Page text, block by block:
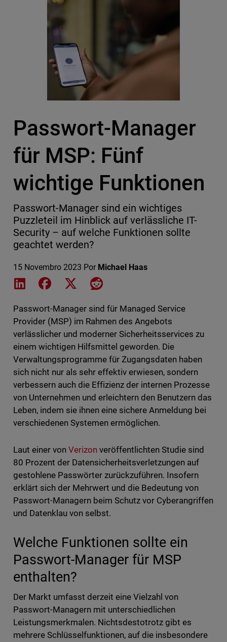
Passwort-Manager
für MSP: Fünf
wichtige Funktionen
Passwort-Manager sind ein wichtiges
Puzzleteil im Hinblick auf verlässliche IT-
Security – auf welche Funktionen sollte
geachtet werden?
15 Novembro 2023 Por Michael Haas
Share on LinkedIn
Share on Facebook
Share on XShare on Reddit
Passwort-Manager sind für Managed Service
Provider (MSP) im Rahmen des Angebots
verlässlicher und moderner Sicherheitsservices zu
einem wichtigen Hilfsmittel geworden. Die
Verwaltungsprogramme für Zugangsdaten haben
sich nicht nur als sehr effektiv erwiesen, sondern
verbessern auch die Effizienz der internen Prozesse
von Unternehmen und erleichtern den Benutzern das
Leben, indem sie ihnen eine sichere Anmeldung bei
verschiedenen Systemen ermöglichen.
Laut einer von Verizonveröffentlichten Studie sind
80 Prozent der Datensicherheitsverletzungen auf
gestohlene Passwörter zurückzuführen. Insofern
erklärt sich der Mehrwert und die Bedeutung von
Passwort-Managern beim Schutz vor Cyberangriffen
und Datenklau von selbst.
Welche Funktionen sollte ein
Passwort-Manager für MSP
enthalten?
Der Markt umfasst derzeit eine Vielzahl von
Passwort-Managern mit unterschiedlichen
Leistungsmerkmalen. Nichtsdestotrotz gibt es
mehrere Schlüsselfunktionen, auf die insbesondere